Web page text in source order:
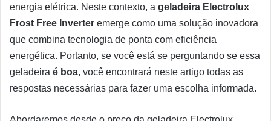
energia elétrica. Neste contexto, a geladeira Electrolux
Frost Free Inverter emerge como uma solução inovadora
que combina tecnologia de ponta com eficiência
energética. Portanto, se você está se perguntando se essa
geladeira é boa, você encontrará neste artigo todas as
respostas necessárias para fazer uma escolha informada.